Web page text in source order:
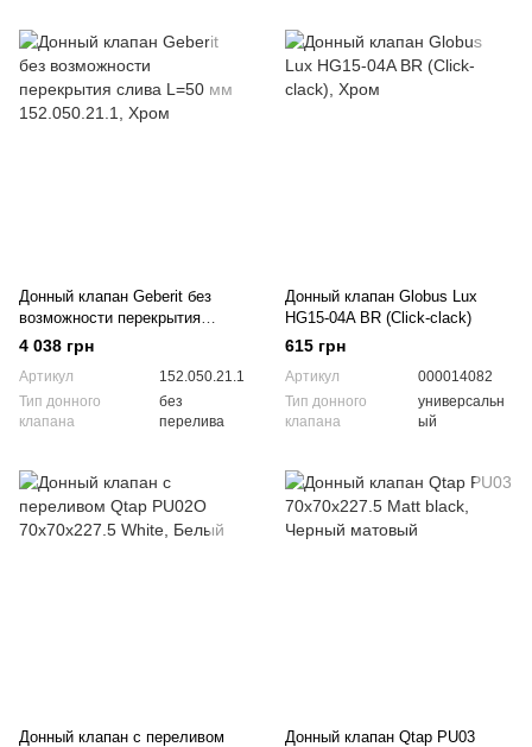
Донный клапан Geberit без
возможности перекрытия
слива L=50 мм 152.050.21.1
4 038 грн
Артикул
152.050.21.1
Тип донного
клапана
без
перелива
Донный клапан Globus Lux
HG15-04A BR (Click-clack)
615 грн
Артикул
000014082
Тип донного
клапана
универсальн
ый
Донный клапан с переливом
Донный клапан Qtap PU03